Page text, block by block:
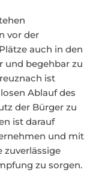
vor der
auch in den
und begehbar zu
ist
Ablauf des
der Bürger zu
ist darauf
und mit
zuverlässige
zu sorgen.